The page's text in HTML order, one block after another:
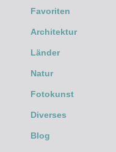
Favoriten
Architektur
Länder
Natur
Fotokunst
Diverses
Blog